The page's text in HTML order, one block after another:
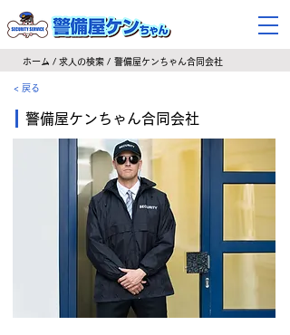
​ホーム / 求人の検索 / 警備屋ケンちゃん合同会社
< 戻る
警備屋ケンちゃん合同会社